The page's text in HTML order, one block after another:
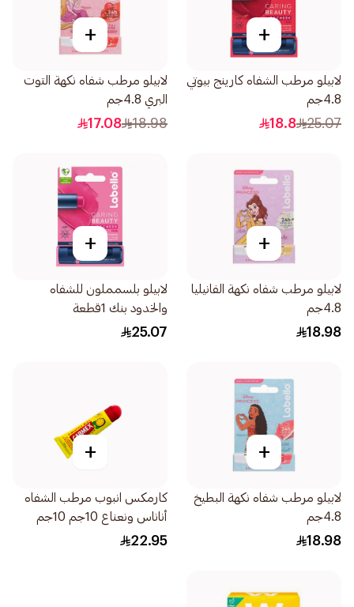
+
لابيلو مرطب الشفاه كارينج بيوتي
4.8جم
25.07
18.8
+
لابيلو مرطب شفاه نكهة التوت
البري 4.8جم
18.98
17.08
+
لابيلو مرطب شفاه نكهة الفانيليا
4.8جم
18.98
+
لابيلو بلسمملون للشفاه
والخدود بنك 1قطعة
25.07
+
لابيلو مرطب شفاه نكهة البطيخ
4.8جم
18.98
+
كارمكس انبوب مرطب الشفاه
أناناس ونعناع 10جم 10جم
22.95